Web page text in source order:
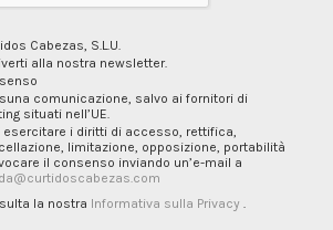
Cabezas, S.L.U.
alla nostra newsletter.
comunicazione, salvo ai fornitori di
situati nell’UE.
esercitare i diritti di accesso, rettifica,
limitazione, opposizione, portabilità
il consenso inviando un’e-mail a
la nostra Informativa sulla Privacy